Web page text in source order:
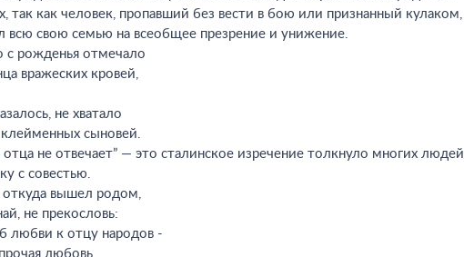
так как человек, пропавший без вести в бою или признанный кулаком,
всю свою семью на всеобщее презрение и унижение.
с рожденья отмечало
вражеских кровей,
не хватало
сыновей.
отца не отвечает” — это сталинское изречение толкнуло многих людей
с совестью.
откуда вышел родом,
не прекословь:
любви к отцу народов -
любовь.